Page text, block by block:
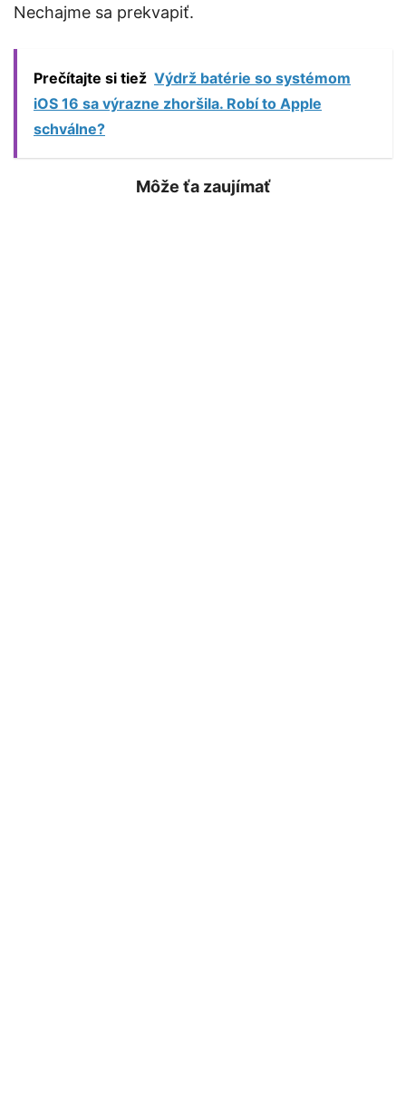
Nechajme sa prekvapiť.
Prečítajte si tiež Výdrž batérie so systémom
iOS 16 sa výrazne zhoršila. Robí to Apple
schválne?
Môže ťa zaujímať